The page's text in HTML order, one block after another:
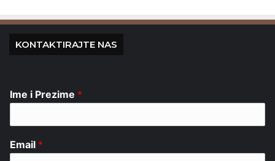
KONTAKTIRAJTE NAS
Ime i Prezime *
Email *